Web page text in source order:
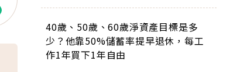
40歲、50歲、60歲淨資產目標是多
少？他靠50%儲蓄率提早退休，每工
作1年買下1年自由